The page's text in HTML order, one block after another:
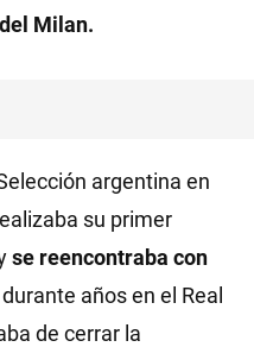
Milan.
argentina en
su primer
se reencontraba con
años en el Real
de cerrar la